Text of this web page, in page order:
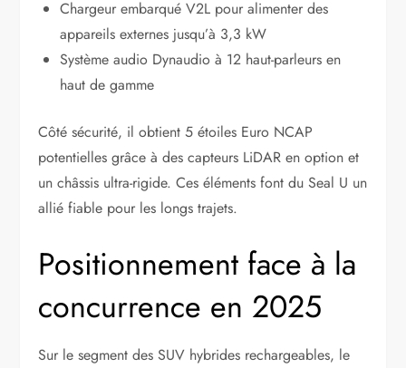
Chargeur embarqué V2L pour alimenter des
appareils externes jusqu’à 3,3 kW
Système audio Dynaudio à 12 haut-parleurs en
haut de gamme
Côté sécurité, il obtient 5 étoiles Euro NCAP
potentielles grâce à des capteurs LiDAR en option et
un châssis ultra-rigide. Ces éléments font du Seal U un
allié fiable pour les longs trajets.
Positionnement face à la
concurrence en 2025
Sur le segment des SUV hybrides rechargeables, le